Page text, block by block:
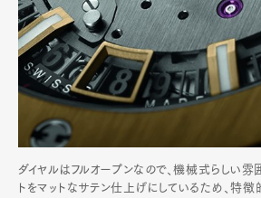
ダイヤルはフルオープンなので、機械式らしい
トをマットなサテン仕上げにしているため、特